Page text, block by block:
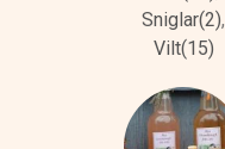
Sniglar(2),
Vilt(15)